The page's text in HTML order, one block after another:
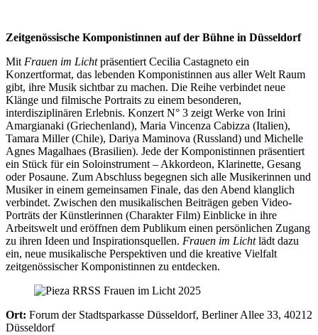
Zeitgenössische Komponistinnen auf der Bühne in Düsseldorf
Mit Frauen im Lichtpräsentiert Cecilia Castagneto ein
Konzertformat, das lebenden Komponistinnen aus aller Welt Raum
gibt, ihre Musik sichtbar zu machen. Die Reihe verbindet neue
Klänge und filmische Portraits zu einem besonderen,
interdisziplinären Erlebnis. Konzert N° 3 zeigt Werke von Irini
Amargianaki (Griechenland), Maria Vincenza Cabizza (Italien),
Tamara Miller (Chile), Dariya Maminova (Russland) und Michelle
Agnes Magalhaes (Brasilien). Jede der Komponistinnen präsentiert
ein Stück für ein Soloinstrument – Akkordeon, Klarinette, Gesang
oder Posaune. Zum Abschluss begegnen sich alle Musikerinnen und
Musiker in einem gemeinsamen Finale, das den Abend klanglich
verbindet. Zwischen den musikalischen Beiträgen geben Video-
Porträts der Künstlerinnen (Charakter Film) Einblicke in ihre
Arbeitswelt und eröffnen dem Publikum einen persönlichen Zugang
zu ihren Ideen und Inspirationsquellen. Frauen im Lichtlädt dazu
ein, neue musikalische Perspektiven und die kreative Vielfalt
zeitgenössischer Komponistinnen zu entdecken.
Ort: Forum der Stadtsparkasse Düsseldorf, Berliner Allee 33, 40212
Düsseldorf